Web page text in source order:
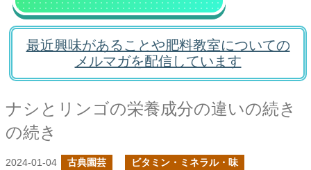
最近興味があることや肥料教室についての
メルマガを配信しています
ナシとリンゴの栄養成分の違いの続き
の続き
2024-01-04 古典園芸 ビタミン・ミネラル・味